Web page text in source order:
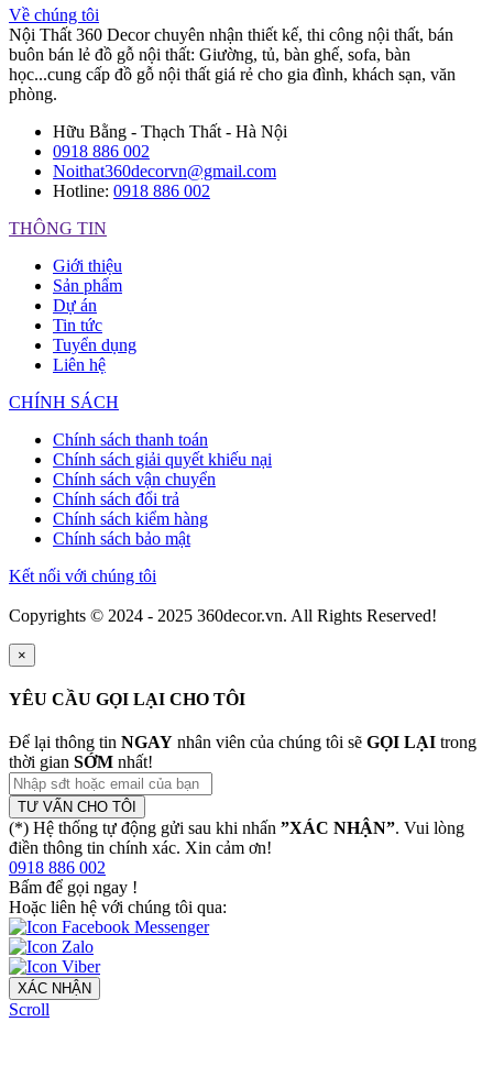
Về chúng tôi
Nội Thất 360 Decor chuyên nhận thiết kế, thi công nội thất, bán
buôn bán lẻ đồ gỗ nội thất: Giường, tủ, bàn ghế, sofa, bàn
học...cung cấp đồ gỗ nội thất giá rẻ cho gia đình, khách sạn, văn
phòng.
Hữu Bằng - Thạch Thất - Hà Nội
0918 886 002
Noithat360decorvn@gmail.com
Hotline: 0918 886 002
THÔNG TIN
Giới thiệu
Sản phẩm
Dự án
Tin tức
Tuyển dụng
Liên hệ
CHÍNH SÁCH
Chính sách thanh toán
Chính sách giải quyết khiếu nại
Chính sách vận chuyển
Chính sách đổi trả
Chính sách kiểm hàng
Chính sách bảo mật
Kết nối với chúng tôi
Copyrights © 2024 - 2025 360decor.vn. All Rights Reserved!
×
YÊU CẦU GỌI LẠI CHO TÔI
Để lại thông tin NGAY nhân viên của chúng tôi sẽ GỌI LẠI trong
thời gian SỚM nhất!
TƯ VẤN CHO TÔI
(*) Hệ thống tự động gửi sau khi nhấn ”XÁC NHẬN”. Vui lòng
điền thông tin chính xác. Xin cảm ơn!
0918 886 002
Bấm để gọi ngay !
Hoặc liên hệ với chúng tôi qua:
XÁC NHẬN
Scroll